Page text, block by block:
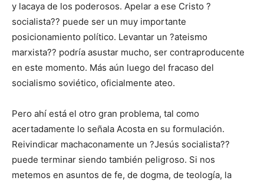
y lacaya de los poderosos. Apelar a ese Cristo ?
socialista?? puede ser un muy importante
posicionamiento político. Levantar un ?ateismo
marxista?? podría asustar mucho, ser contraproducente
en este momento. Más aún luego del fracaso del
socialismo soviético, oficialmente ateo.
Pero ahí está el otro gran problema, tal como
acertadamente lo señala Acosta en su formulación.
Reivindicar machaconamente un ?Jesús socialista??
puede terminar siendo también peligroso. Si nos
metemos en asuntos de fe, de dogma, de teología, la